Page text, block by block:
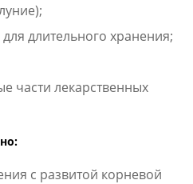
длительного хранения;
части лекарственных
с развитой корневой